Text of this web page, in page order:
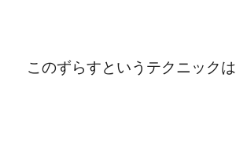
このずらすというテクニックは